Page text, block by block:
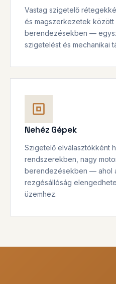
Vastag szigetelő
és magszerkezetek között
berendezésekben —
szigetelést és mechanikai
Nehéz Gépek
Szigetelő elválasztókként
rendszerekben, nagy
berendezésekben — ahol
rezgésállóság
üzemhez.